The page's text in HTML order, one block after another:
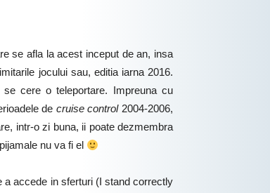
se afla la acest inceput de an, insa
jocului sau, editia iarna 2016.
cere o teleportare. Impreuna cu
de cruise control2004-2006,
intr-o zi buna, ii poate dezmembra
nu va fi el
a accede in sferturi (I stand correctly